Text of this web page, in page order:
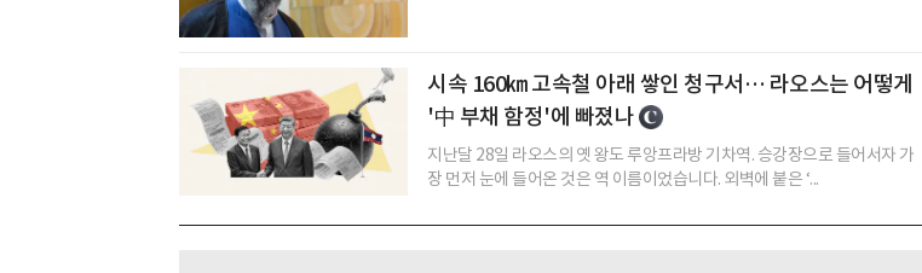
시속 160㎞ 고속철 아래 쌓인 청구서… 라오스는 어떻게
'中 부채 함정'에 빠졌나
지난달 28일 라오스의 옛 왕도 루앙프라방 기차역. 승강장으로 들어서자 가
장 먼저 눈에 들어온 것은 역 이름이었습니다. 외벽에 붙은 ‘...